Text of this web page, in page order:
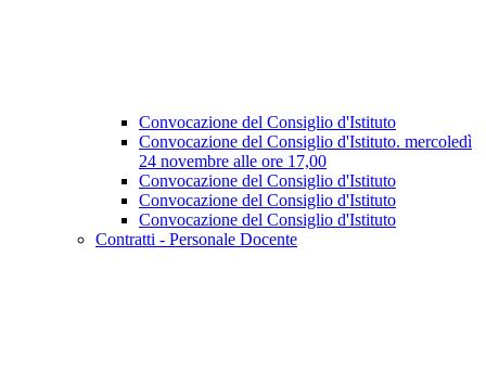
Convocazione del Consiglio d'Istituto
Convocazione del Consiglio d'Istituto. mercoledì
24 novembre alle ore 17,00
Convocazione del Consiglio d'Istituto
Convocazione del Consiglio d'Istituto
Convocazione del Consiglio d'Istituto
Contratti - Personale Docente